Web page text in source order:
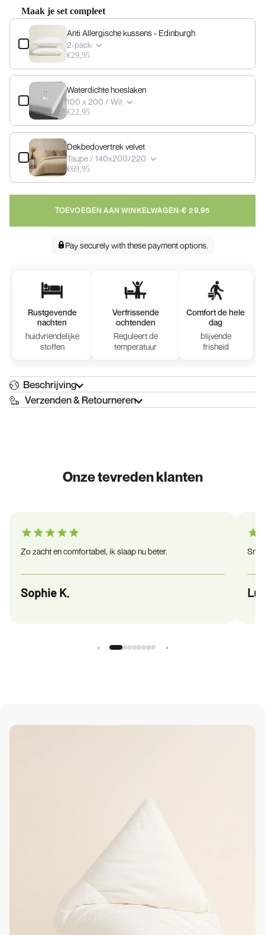
Maak je set compleet
Use the Previous and Next buttons to navigate through product add-ons, or
Anti Allergische kussens - Edinburgh
2-pack
€29,95
Waterdichte hoeslaken
100 x 200 / Wit
€22,95
Dekbedovertrek velvet
Taupe / 140x200/220
€69,95
TOEVOEGEN AAN WINKELWAGEN•€ 29,95
Pay securely withthese payment options.
Rustgevende
nachten
huidvriendelijke
stoffen
Verfrissende
ochtenden
Reguleert de
temperatuur
Comfort de hele
dag
blijvende
frisheid
Beschrijving
Verzenden & Retourneren
Onze tevreden klanten
Zo zacht en comfortabel, ik slaap nu beter.
Sophie K.
Snel
‹ ›